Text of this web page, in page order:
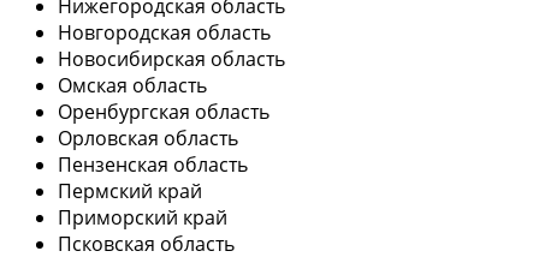
Нижегородская область
Новгородская область
Новосибирская область
Омская область
Оренбургская область
Орловская область
Пензенская область
Пермский край
Приморский край
Псковская область